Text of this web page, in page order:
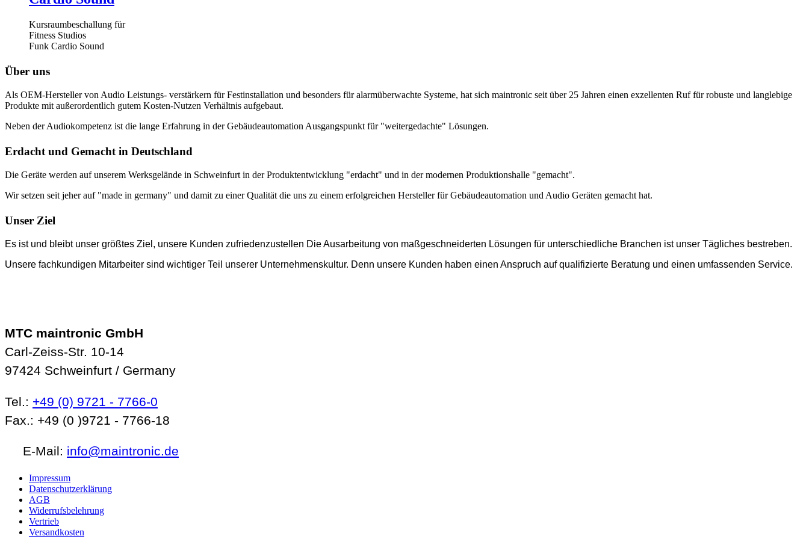
Kursraumbeschallung für
Fitness Studios
Funk Cardio Sound
Über uns
Als OEM-Hersteller von Audio Leistungs- verstärkern für Festinstallation und besonders für alarmüberwachte Systeme, hat sich maintronic seit über 25 Jahren einen exzellenten Ruf für robuste und langlebige
Produkte mit außerordentlich gutem Kosten-Nutzen Verhältnis aufgebaut.
Neben der Audiokompetenz ist die lange Erfahrung in der Gebäudeautomation Ausgangspunkt für "weitergedachte" Lösungen.
Erdacht und Gemacht in Deutschland
Die Geräte werden auf unserem Werksgelände in Schweinfurt in der Produktentwicklung "erdacht" und in der modernen Produktionshalle "gemacht".
Wir setzen seit jeher auf "made in germany" und damit zu einer Qualität die uns zu einem erfolgreichen Hersteller für Gebäudeautomation und Audio Geräten gemacht hat.
Unser Ziel
Es ist und bleibt unser größtes Ziel, unsere Kunden zufriedenzustellen Die Ausarbeitung von maßgeschneiderten Lösungen für unterschiedliche Branchen ist unser Tägliches bestreben.
Unsere fachkundigen Mitarbeiter sind wichtiger Teil unserer Unternehmenskultur. Denn unsere Kunden haben einen Anspruch auf qualifizierte Beratung und einen umfassenden Service.
MTC maintronic GmbH
Carl-Zeiss-Str. 10-14
97424 Schweinfurt / Germany
Tel.: +49 (0) 9721 - 7766-0
Fax.: +49 (0 )9721 - 7766-18
E-Mail: info@maintronic.de
Impressum
Datenschutzerklärung
AGB
Widerrufsbelehrung
Vertrieb
Versandkosten